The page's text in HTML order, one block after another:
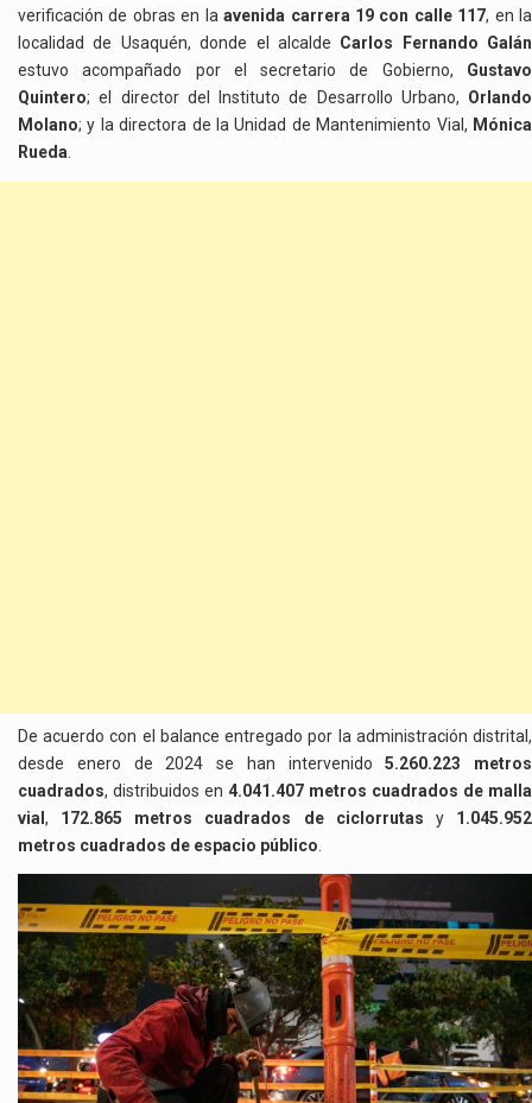
verificación de obras en laavenida carrera 19 con calle 117, en la
localidad de Usaquén, donde el alcalde Carlos Fernando Galán
estuvo acompañado por el secretario de Gobierno, Gustavo
Quintero; el director del Instituto de Desarrollo Urbano, Orlando
Molano; y la directora de la Unidad de Mantenimiento Vial, Mónica
Rueda
De acuerdo con el balance entregado por la administración distrital,
desde enero de 2024 se han intervenido5.260.223 metros
cuadrados, distribuidos en 4.041.407 metros cuadrados de malla
vial , 172.865 metros cuadrados de ciclorrutas y 1.045.952
metros cuadrados de espacio público